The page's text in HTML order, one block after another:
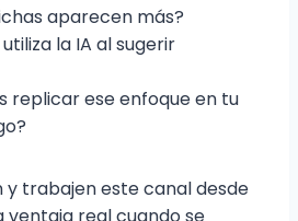
aparecen más?
la IA al sugerir
replicar ese enfoque en tu
y trabajen este canal desde
real cuando se